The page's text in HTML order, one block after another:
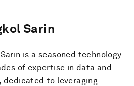
Sarin
is a seasoned technology
of expertise in data and
to leveraging